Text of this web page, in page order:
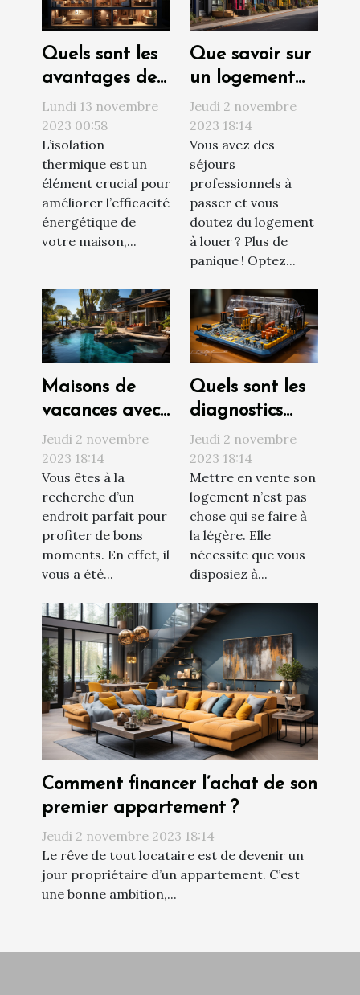
Quels sont les
avantages de
l’isolation
thermique par
l’intérieur pour
votre maison ?
Lundi 13 novembre
2023 00:58
L’isolation
thermique est un
élément crucial pour
améliorer l’efficacité
énergétique de
votre maison,...
Que savoir sur
un logement
social ?
Jeudi 2 novembre
2023 18:14
Vous avez des
séjours
professionnels à
passer et vous
doutez du logement
à louer ? Plus de
panique ! Optez...
Maisons de
vacances avec
piscine : où
trouvée ?
Jeudi 2 novembre
2023 18:14
Vous êtes à la
recherche d’un
endroit parfait pour
profiter de bons
moments. En effet, il
vous a été...
Quels sont les
diagnostics
techniques à
réaliser avant
de vendre son
appartement ?
Jeudi 2 novembre
2023 18:14
Mettre en vente son
logement n’est pas
chose qui se faire à
la légère. Elle
nécessite que vous
disposiez à...
Comment financer l’achat de son
premier appartement ?
Jeudi 2 novembre 2023 18:14
Le rêve de tout locataire est de devenir un
jour propriétaire d’un appartement. C’est
une bonne ambition,...